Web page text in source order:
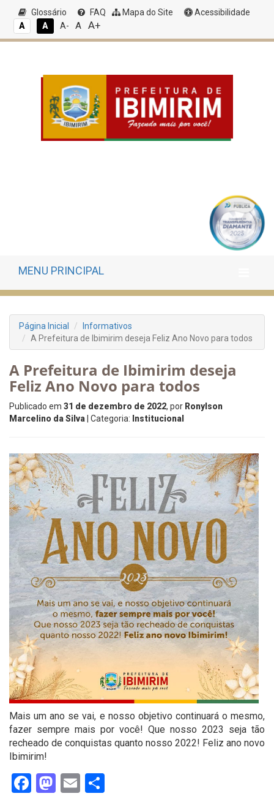
Glossário FAQ Mapa do Site
Acessibilidade
A
A A- A A+
MENU PRINCIPAL
Página Inicial
Informativos
A Prefeitura de Ibimirim deseja Feliz Ano Novo para todos
A Prefeitura de Ibimirim deseja
Feliz Ano Novo para todos
Publicado em 31 de dezembro de 2022, por Ronylson
Marcelino da Silva | Categoria: Institucional
Mais um ano se vai, e nosso objetivo continuará o mesmo,
fazer sempre mais por você! Que nosso 2023 seja tão
recheado de conquistas quanto nosso 2022! Feliz ano novo
Ibimirim!
Facebook
Mastodon
Email